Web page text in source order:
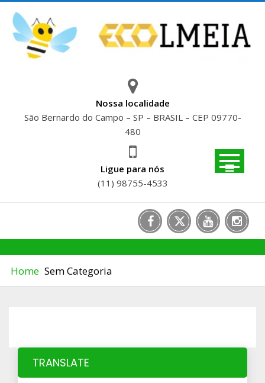
content
Nossa localidade
São Bernardo do Campo – SP – BRASIL – CEP 09770-
480
Ligue para nós
(11) 98755-4533
Home Sem Categoria
TRANSLATE